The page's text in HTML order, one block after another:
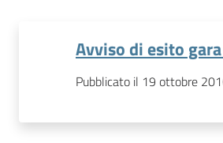
Avviso di esito
Pubblicato il 19 ottobre